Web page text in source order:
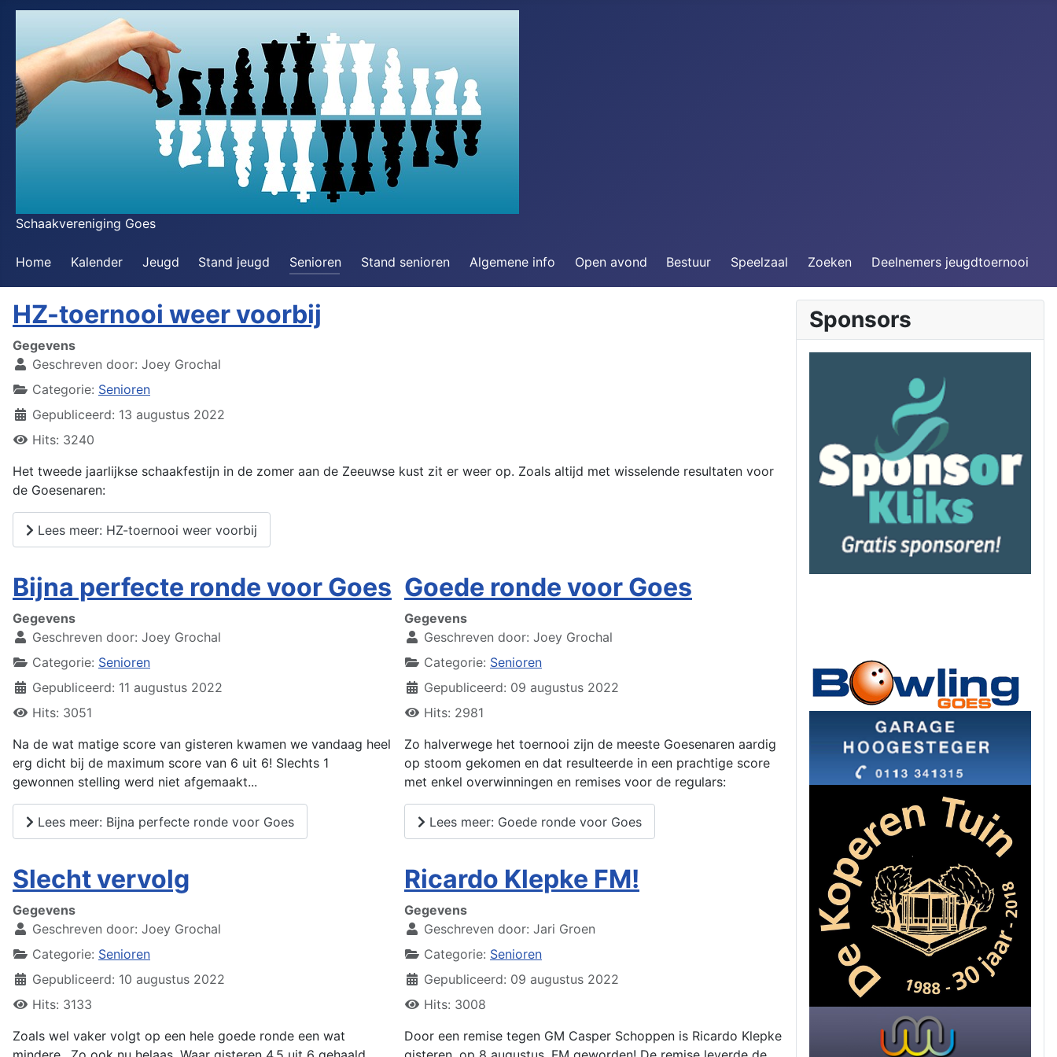
Schaakvereniging Goes
Home Kalender Jeugd Stand jeugd Senioren Stand senioren Algemene info Open avond Bestuur Speelzaal Zoeken Deelnemers jeugdtoernooi
HZ-toernooi weer voorbij
Gegevens
Geschreven door: Joey Grochal
Categorie: Senioren
Gepubliceerd: 13 augustus 2022
Hits: 3240
Het tweede jaarlijkse schaakfestijn in de zomer aan de Zeeuwse kust zit er weer op. Zoals altijd met wisselende resultaten voor
de Goesenaren:
Lees meer: HZ-toernooi weer voorbij
Bijna perfecte ronde voor Goes
Gegevens
Geschreven door: Joey Grochal
Categorie: Senioren
Gepubliceerd: 11 augustus 2022
Hits: 3051
Na de wat matige score van gisteren kwamen we vandaag heel
erg dicht bij de maximum score van 6 uit 6! Slechts 1
gewonnen stelling werd niet afgemaakt...
Lees meer: Bijna perfecte ronde voor Goes
Slecht vervolg
Gegevens
Geschreven door: Joey Grochal
Categorie: Senioren
Gepubliceerd: 10 augustus 2022
Hits: 3133
Zoals wel vaker volgt op een hele goede ronde een wat
Goede ronde voor Goes
Gegevens
Geschreven door: Joey Grochal
Categorie: Senioren
Gepubliceerd: 09 augustus 2022
Hits: 2981
Zo halverwege het toernooi zijn de meeste Goesenaren aardig
op stoom gekomen en dat resulteerde in een prachtige score
met enkel overwinningen en remises voor de regulars:
Lees meer: Goede ronde voor Goes
Ricardo Klepke FM!
Gegevens
Geschreven door: Jari Groen
Categorie: Senioren
Gepubliceerd: 09 augustus 2022
Hits: 3008
Door een remise tegen GM Casper Schoppen is Ricardo Klepke
Sponsors